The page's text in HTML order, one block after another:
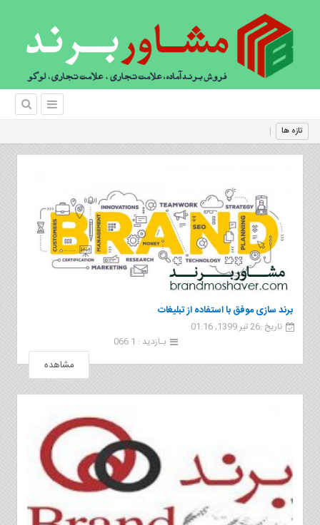
تازه ها قدرت حرفه
برند سازی موفق با استفاده از تبلیغات
تاریخ :26 تیر 1399, 01:16
بـازدید : 1 066
مشاهده